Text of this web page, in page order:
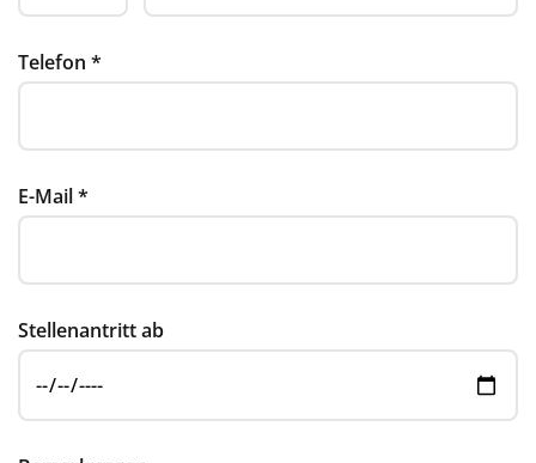
Telefon *
E-Mail*
Stellenantritt ab